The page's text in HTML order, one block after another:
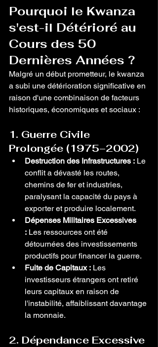
Pourquoi le Kwanza
s'est-il Détérioré au
Cours des 50
Dernières Années ?
Malgré un début prometteur, le kwanza
a subi une détérioration significative en
raison d'une combinaison de facteurs
historiques, économiques et sociaux :
1. Guerre Civile
Prolongée (1975–2002)
Destruction des Infrastructures : Le
conflit a dévasté les routes,
chemins de fer et industries,
paralysant la capacité du pays à
exporter et produire localement.
Dépenses Militaires Excessives
: Les ressources ont été
détournées des investissements
productifs pour financer la guerre.
Fuite de Capitaux : Les
investisseurs étrangers ont retiré
leurs capitaux en raison de
l'instabilité, affaiblissant davantage
la monnaie.
2. Dépendance Excessive